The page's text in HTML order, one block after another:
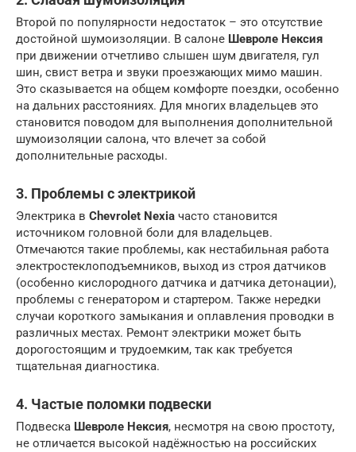
Второй по популярности недостаток – это отсутствие
достойной шумоизоляции. В салоне Шевроле Нексия
при движении отчетливо слышен шум двигателя, гул
шин, свист ветра и звуки проезжающих мимо машин.
Это сказывается на общем комфорте поездки, особенно
на дальних расстояниях. Для многих владельцев это
становится поводом для выполнения дополнительной
шумоизоляции салона, что влечет за собой
дополнительные расходы.
3. Проблемы с электрикой
Электрика в Chevrolet Nexia часто становится
источником головной боли для владельцев.
Отмечаются такие проблемы, как нестабильная работа
электростеклоподъемников, выход из строя датчиков
(особенно кислородного датчика и датчика детонации),
проблемы с генератором и стартером. Также нередки
случаи короткого замыкания и оплавления проводки в
различных местах. Ремонт электрики может быть
дорогостоящим и трудоемким, так как требуется
тщательная диагностика.
4. Частые поломки подвески
Подвеска Шевроле Нексия, несмотря на свою простоту,
не отличается высокой надёжностью на российских